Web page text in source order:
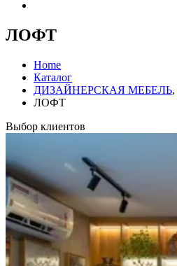
ЛОФТ
Home
Каталог
ДИЗАЙНЕРСКАЯ МЕБЕЛЬ,
ЛОФТ
Выбор клиентов